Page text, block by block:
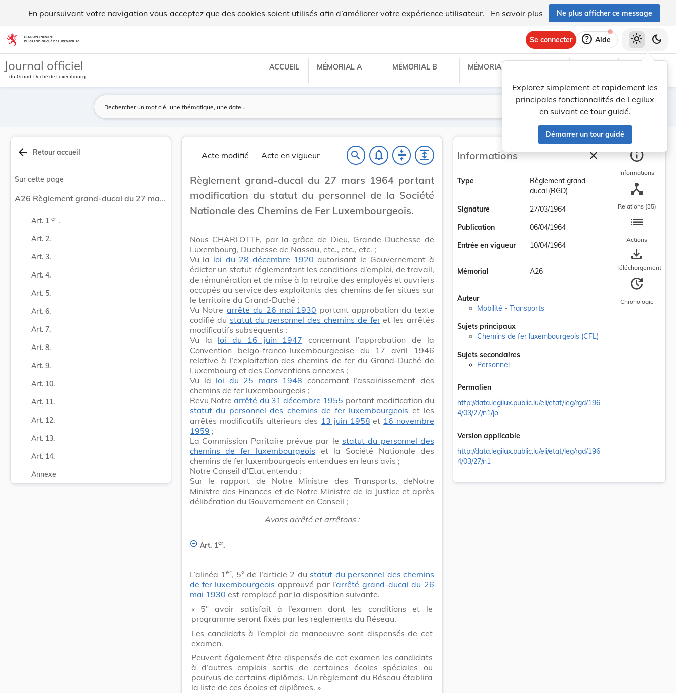
En poursuivant votre navigation vous acceptez que des cookies soient utilisés afin d’améliorer votre expérience utilisateur. En savoir plus Ne plus afficher ce message
Aller au contenu
Se connecter help Aide
Explorez simplement et rapidement les
principales fonctionnalités de Legilux
en suivant ce tour guidé.
Démarrer un tour guidé
light_mode dark_mode
Journal officiel
du Grand-Duché de Luxembourg
ACCUEIL MÉMORIAL A MÉMORIAL B MÉMORIAL C
Lancer la recherche
Filtres
arrow_back Retour accueil
Sur cette page
A26 Règlement grand-ducal du 27 mars 1964 portant modification du statut du personnel de la Société Nationale des Chemins de Fer Luxembourgeois.
Art. 1 er .
Art. 2.
Art. 3.
Art. 4.
Art. 5.
Art. 6.
Art. 7.
Art. 8.
Art. 9.
Art. 10.
Art. 11.
Art. 12.
Art. 13.
Art. 14.
Annexe
Acte modifié Acte en vigueur search notifications_none compress expand
Règlement grand-ducal du 27 mars 1964 portant
modification du statut du personnel de la Société
Nationale des Chemins de Fer Luxembourgeois.
Nous CHARLOTTE, par la grâce de Dieu, Grande-Duchesse de
Luxembourg, Duchesse de Nassau, etc., etc., etc. ;
Vu la loi du 28 décembre 1920 autorisant le Gouvernement à
édicter un statut réglementant les conditions d’emploi, de travail,
de rémunération et de mise à la retraite des employés et ouvriers
occupés au service des exploitants des chemins de fer situés sur
le territoire du Grand-Duché ;
Vu Notre arrêté du 26 mai 1930 portant approbation du texte
codifié du statut du personnel des chemins de feret les arrêtés
modificatifs subséquents ;
Vu la loi du 16 juin 1947 concernant l’approbation de la
Convention belgo-franco-luxembourgeoise du 17 avril 1946
relative à l’exploitation des chemins de fer du Grand-Duché de
Luxembourg et des Conventions annexes ;
Vu la loi du 25 mars 1948 concernant l’assainissement des
chemins de fer luxembourgeois ;
Revu Notrearrêté du 31 décembre 1955 portant modification du
statut du personnel des chemins de fer luxembourgeois et les
arrêtés modificatifs ultérieurs des 13 juin 1958 et 16 novembre
1959 ;
La Commission Paritaire prévue par le statut du personnel des
chemins de fer luxembourgeois et la Société Nationale des
chemins de fer luxembourgeois entendues en leurs avis ;
Notre Conseil d’Etat entendu ;
Sur le rapport de Notre Ministre des Transports, deNotre
Ministre des Finances et de Notre Ministre de la Justice et après
délibération du Gouvernement en Conseil ;
Avons arrêté et arrêtons :
Art. 1er.
L’alinéa 1er, 5° de l’article 2 du statut du personnel des chemins
de fer luxembourgeois approuvé par l’arrêté grand-ducal du 26
mai 1930 est remplacé par la disposition suivante.
« 5° avoir satisfait à l’examen dont les conditions et le
programme seront fixés par les règlements du Réseau.
Les candidats à l’emploi de manoeuvre sont dispensés de cet
examen.
Peuvent également être dispensés de cet examen les candidats
à d’autres emplois sortis de certaines écoles spéciales ou
pourvus de certains diplômes. Un règlement du Réseau établira
la liste de ces écoles et diplômes. »
Informations closeFermer la barre
Type
Règlement grand-
ducal (RGD)
Signature
27/03/1964
Publication
06/04/1964
Entrée en vigueur
10/04/1964
Mémorial A26
Auteur
Mobilité - Transports
Sujets principaux
Chemins de fer luxembourgeois (CFL)
Sujets secondaires
Personnel
Permalien
http://data.legilux.public.lu/eli/etat/leg/rgd/196
4/03/27/n1/jo
Version applicable
http://data.legilux.public.lu/eli/etat/leg/rgd/196
4/03/27/n1
info
Informations
device_hub
Relations (35)
list
Actions
save_alt
Téléchargement
update
Chronologie